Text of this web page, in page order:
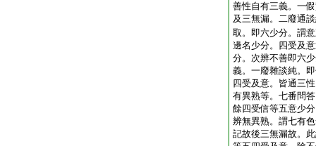
善性自有三義。一
及三無漏。二廢通
取。即六少分。謂
邊名少分。四受及
分。次辨不善即六
義。一廢雜談純。
四受及意。皆通三
有異熟等。七番問
餘四受信等五意少
辨無異熟。謂七有
記故後三無漏故。